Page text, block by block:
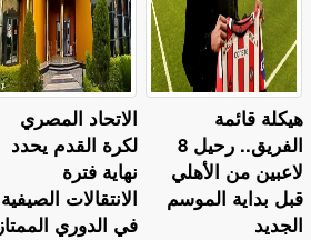
الاتحاد المصري
لكرة القدم يحدد
نهاية فترة
الانتقالات الصيفية
في الدوري الممتاز
هيكلة قائمة
الفريق.. رحيل 8
لاعبين من الأهلي
قبل بداية الموسم
الجديد